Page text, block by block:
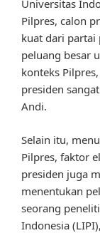
Universitas
Pilpres, calon
kuat dari
peluang besar
konteks
presiden
Andi.
Selain itu,
Pilpres, faktor
presiden juga
menentukan
seorang
Indonesia